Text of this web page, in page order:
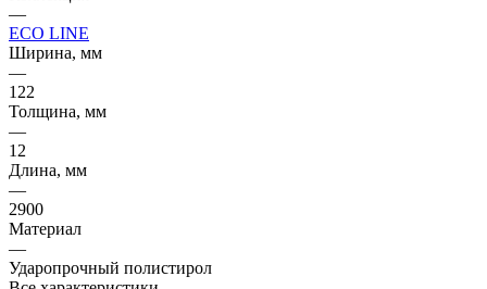
—
ECO LINE
Ширина, мм
—
122
Толщина, мм
—
12
Длина, мм
—
2900
Материал
—
Ударопрочный полистирол